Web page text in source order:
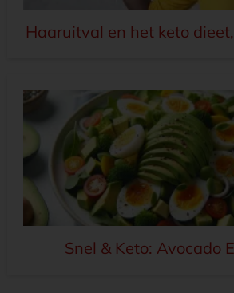
Haaruitval en het keto
Snel & Keto: Avocado